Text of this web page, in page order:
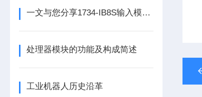
一文与您分享1734-IB8S输入模块的常见故障相应解决方法
处理器模块的功能及构成简述
工业机器人历史沿革